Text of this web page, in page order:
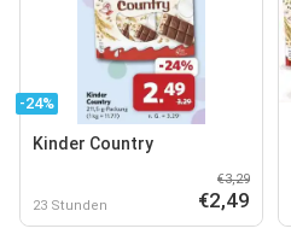
-24%
Kinder Country
23 Stunden
€3,29
€2,49